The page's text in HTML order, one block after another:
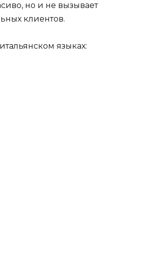
но и не вызывает
клиентов.
языках: